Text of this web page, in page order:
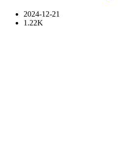
2024-12-21
1.22K